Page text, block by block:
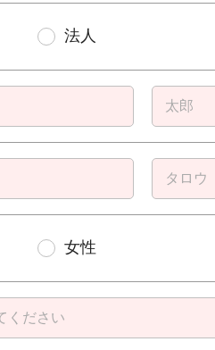
法人
女性